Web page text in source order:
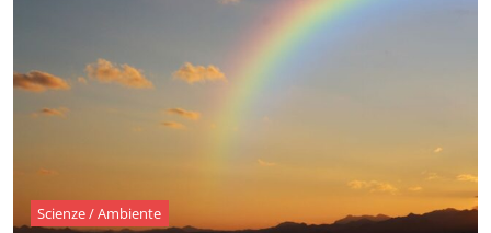
Scienze / Ambiente